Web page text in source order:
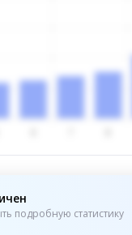
подробную статистику